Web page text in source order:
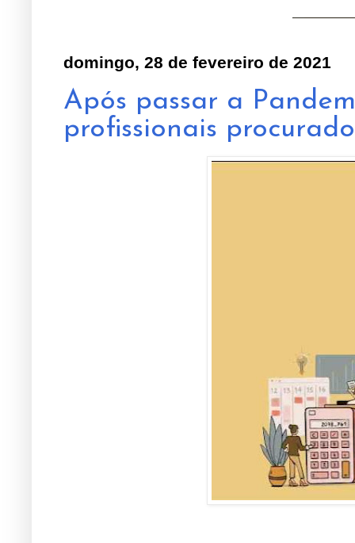
domingo, 28 de fevereiro de 2021
Após passar a
profissionais